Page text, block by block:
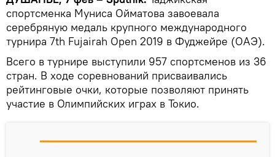
спортсменка Муниса Ойматова завоевала
серебряную медаль крупного международного
турнира 7th Fujairah Open 2019 в Фуджейре (ОАЭ).
Всего в турнире выступили 957 спортсменов из 36
стран. В ходе соревнований присваивались
рейтинговые очки, которые позволяют принять
участие в Олимпийских играх в Токио.